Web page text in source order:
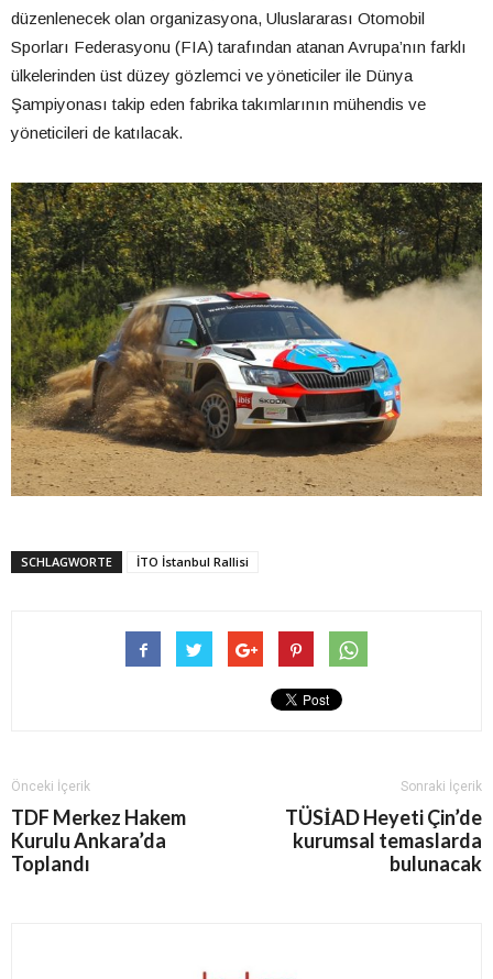
düzenlenecek olan organizasyona, Uluslararası Otomobil
Sporları Federasyonu (FIA) tarafından atanan Avrupa’nın farklı
ülkelerinden üst düzey gözlemci ve yöneticiler ile Dünya
Şampiyonası takip eden fabrika takımlarının mühendis ve
yöneticileri de katılacak.
SCHLAGWORTE İTO İstanbul Rallisi
Önceki İçerik
TDF Merkez Hakem
Kurulu Ankara’da
Toplandı
Sonraki İçerik
TÜSİAD Heyeti Çin’de
kurumsal temaslarda
bulunacak